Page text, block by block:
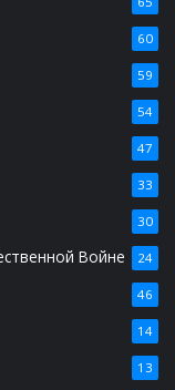
60
59
54
47
33
30
Войне 24
46
14
13